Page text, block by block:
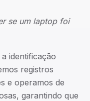
se um laptop foi
identificação
registros
e operamos de
garantindo que